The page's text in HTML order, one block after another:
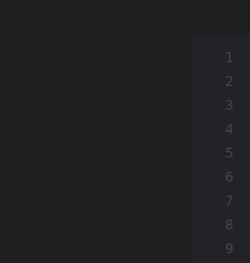
1
2
3
4
5
6
7
8
9